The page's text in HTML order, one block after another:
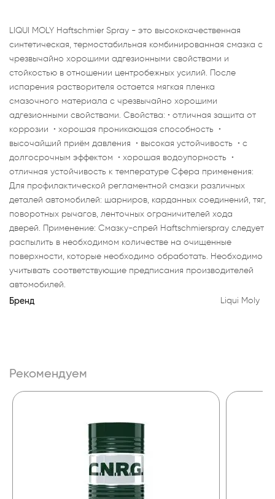
LIQUI MOLY Haftschmier Spray - это высококачественная
синтетическая, термостабильная комбинированная смазка с
чрезвычайно хорошими адгезионными свойствами и
стойкостью в отношении центробежных усилий. После
испарения растворителя остается мягкая пленка
смазочного материала с чрезвычайно хорошими
адгезионными свойствами. Свойства: • отличная защита от
коррозии • хорошая проникающая способность •
высочайший приём давления • высокая устойчивость • с
долгосрочным эффектом • хорошая водоупорность •
отличная устойчивость к температуре Сфера применения:
Для профилактической регламентной смазки различных
деталей автомобилей: шарниров, карданных соединений, тяг,
поворотных рычагов, ленточных ограничителей хода
дверей. Применение: Смазку-спрей Haftschmierspray следует
распылить в необходимом количестве на очищенные
поверхности, которые необходимо обработать. Необходимо
учитывать соответствующие предписания производителей
автомобилей.
Бренд Liqui Moly
Рекомендуем